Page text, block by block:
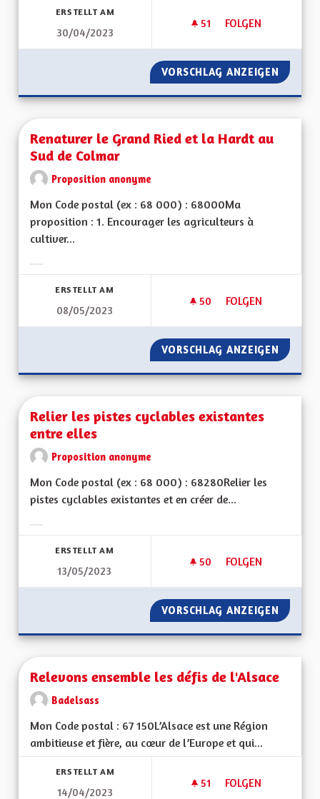
ERSTELLT AM
30/04/2023
51 51 FOLLOWER
FOLGEN
RENDRE
VORSCHLAG ANZEIGEN
Renaturer le Grand Ried et la Hardt au
Sud de Colmar
Proposition anonyme
Mon Code postal (ex : 68 000) : 68000Ma
proposition : 1. Encourager les agriculteurs à
cultiver...
ERSTELLT AM
08/05/2023
50 50 FOLLOWER
FOLGEN
RENATURER LE
VORSCHLAG ANZEIGEN
Relier les pistes cyclables existantes
entre elles
Proposition anonyme
Mon Code postal (ex : 68 000) : 68280Relier les
pistes cyclables existantes et en créer de...
ERSTELLT AM
13/05/2023
50 50 FOLLOWER
FOLGEN
RELIER LES
VORSCHLAG ANZEIGEN
Relevons ensemble les défis de l'Alsace
Badelsass
Mon Code postal : 67 150L’Alsace est une Région
ambitieuse et fière, au cœur de l’Europe et qui...
ERSTELLT AM
14/04/2023
51 51 FOLLOWER
FOLGEN
RELEVONS